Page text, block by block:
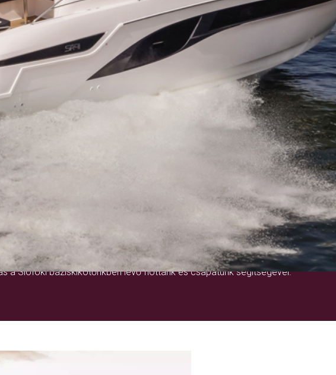
ÉLETRE SZÓLÓ ÉLMÉNY!
a Siófoki báziskikötőnkben lévő flottánk és csapatunk segítségével.